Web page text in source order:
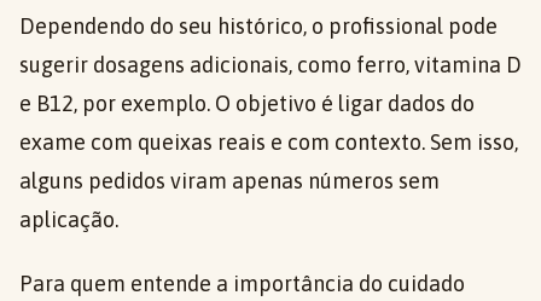
Dependendo do seu histórico, o profissional pode
sugerir dosagens adicionais, como ferro, vitamina D
e B12, por exemplo. O objetivo é ligar dados do
exame com queixas reais e com contexto. Sem isso,
alguns pedidos viram apenas números sem
aplicação.
Para quem entende a importância do cuidado